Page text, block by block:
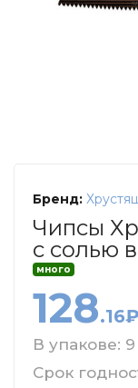
Бренд:
Чипсы
с солью
много
128.16₽
В упакове:
Срок